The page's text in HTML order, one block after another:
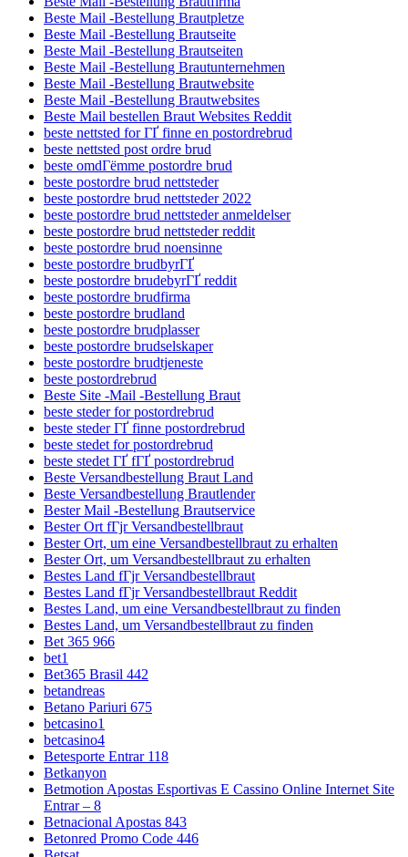
Beste Mail -Bestellung Brautpletze
Beste Mail -Bestellung Brautseite
Beste Mail -Bestellung Brautseiten
Beste Mail -Bestellung Brautunternehmen
Beste Mail -Bestellung Brautwebsite
Beste Mail -Bestellung Brautwebsites
Beste Mail bestellen Braut Websites Reddit
beste nettsted for ГҐ finne en postordrebrud
beste nettsted post ordre brud
beste omdГёmme postordre brud
beste postordre brud nettsteder
beste postordre brud nettsteder 2022
beste postordre brud nettsteder anmeldelser
beste postordre brud nettsteder reddit
beste postordre brud noensinne
beste postordre brudbyrГҐ
beste postordre brudebyrГҐ reddit
beste postordre brudfirma
beste postordre brudland
beste postordre brudplasser
beste postordre brudselskaper
beste postordre brudtjeneste
beste postordrebrud
Beste Site -Mail -Bestellung Braut
beste steder for postordrebrud
beste steder ГҐ finne postordrebrud
beste stedet for postordrebrud
beste stedet ГҐ fГҐ postordrebrud
Beste Versandbestellung Braut Land
Beste Versandbestellung Brautlender
Bester Mail -Bestellung Brautservice
Bester Ort fГјr Versandbestellbraut
Bester Ort, um eine Versandbestellbraut zu erhalten
Bester Ort, um Versandbestellbraut zu erhalten
Bestes Land fГјr Versandbestellbraut
Bestes Land fГјr Versandbestellbraut Reddit
Bestes Land, um eine Versandbestellbraut zu finden
Bestes Land, um Versandbestellbraut zu finden
Bet 365 966
bet1
Bet365 Brasil 442
betandreas
Betano Pariuri 675
betcasino1
betcasino4
Betesporte Entrar 118
Betkanyon
Betmotion Apostas Esportivas E Cassino Online Internet Site
Entrar – 8
Betnacional Apostas 843
Betonred Promo Code 446